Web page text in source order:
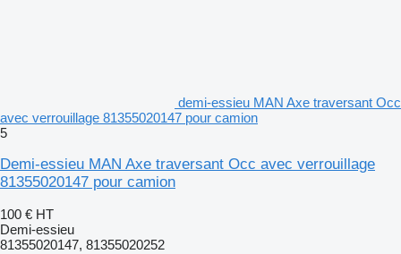
demi-essieu MAN Axe traversant Occ
avec verrouillage 81355020147 pour camion
5
Demi-essieu MAN Axe traversant Occ avec verrouillage
81355020147 pour camion
100 € HT
Demi-essieu
81355020147, 81355020252